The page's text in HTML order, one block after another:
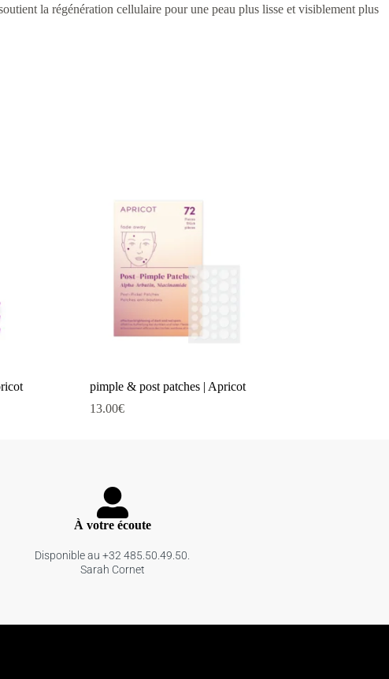
la régénération cellulaire pour une peau plus lisse et visiblement plus
pimple & post patches | Apricot
13.00€
À votre écoute
Disponible au +32 485.50.49.50.
Sarah Cornet